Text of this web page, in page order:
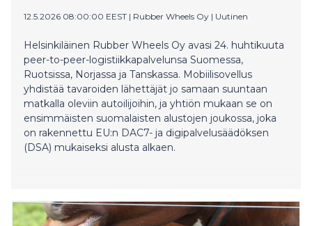
kasvaessa. Induforin laskelmien mukaan metsistä
suhteessa ilmastoyksiköiden hintaan. Toisin sanoen,
suhteellisen vähäinenkin hiilen hinnan nousu johtaisi
hiilen tarjonnan huomattavaan kasvuun.
Metsäperäisen hiil
12.5.2026 08:00:00 EEST | Rubber Wheels Oy | Uutinen
Helsinkiläinen Rubber Wheels Oy avasi 24. huhtikuuta
peer-to-peer-logistiikkapalvelunsa Suomessa,
Ruotsissa, Norjassa ja Tanskassa. Mobiilisovellus
yhdistää tavaroiden lähettäjät jo samaan suuntaan
matkalla oleviin autoilijoihin, ja yhtiön mukaan se on
ensimmäisten suomalaisten alustojen joukossa, joka
on rakennettu EU:n DAC7- ja digipalvelusäädöksen
(DSA) mukaiseksi alusta alkaen.